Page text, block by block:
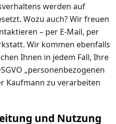
werden auf
Wozu auch? Wir freuen
– per E-Mail, per
Wir kommen ebenfalls
Ihnen in jedem Fall, Ihre
„personenbezogenen
Kaufmann zu verarbeiten
und Nutzung